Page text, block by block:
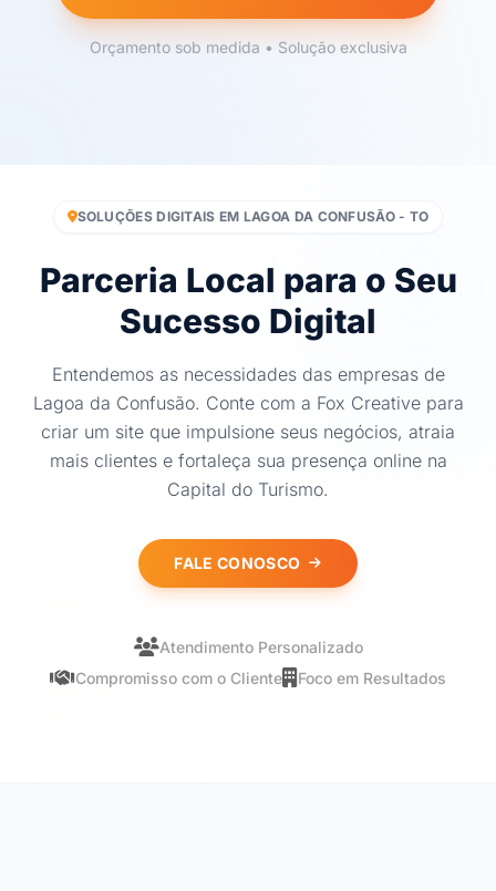
Orçamento sob medida • Solução exclusiva
SOLUÇÕES DIGITAIS EM LAGOA DA CONFUSÃO - TO
Parceria Local para o Seu
Sucesso Digital
Entendemos as necessidades das empresas de
Lagoa da Confusão. Conte com a Fox Creative para
criar um site que impulsione seus negócios, atraia
mais clientes e fortaleça sua presença online na
Capital do Turismo.
FALE CONOSCO
Atendimento Personalizado
Compromisso com o Cliente
Foco em Resultados